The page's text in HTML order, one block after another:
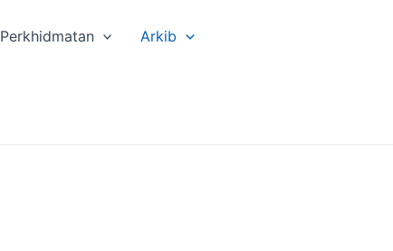
Perkhidmatan Arkib